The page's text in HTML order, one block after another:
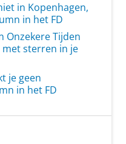
in Kopenhagen,
in het FD
Onzekere Tijden
met sterren in je
je geen
in het FD